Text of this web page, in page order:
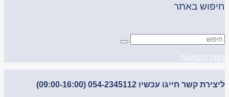
חיפוש באתר
הצהרת נגישות
ליצירת קשר חייגו עכשיו 054-2345112 (09:00-16:00)